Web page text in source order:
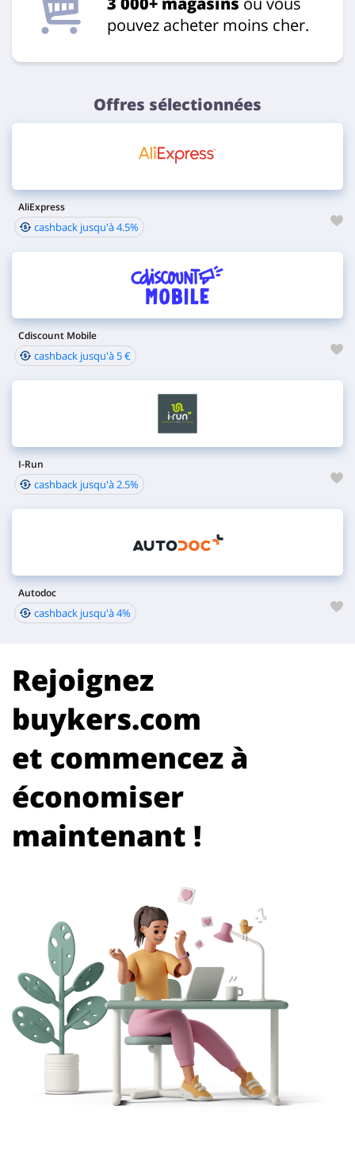
pouvez acheter moins cher.
Offres sélectionnées
AliExpress
cashback jusqu'à 4.5%
Cdiscount Mobile
cashback jusqu'à 5 €
I-Run
cashback jusqu'à 2.5%
Autodoc
cashback jusqu'à 4%
Rejoignez
buykers.com
et commencez à
économiser
maintenant !